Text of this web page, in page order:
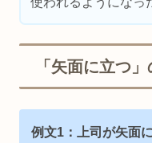
「矢面に立つ
例文1：上司が矢面